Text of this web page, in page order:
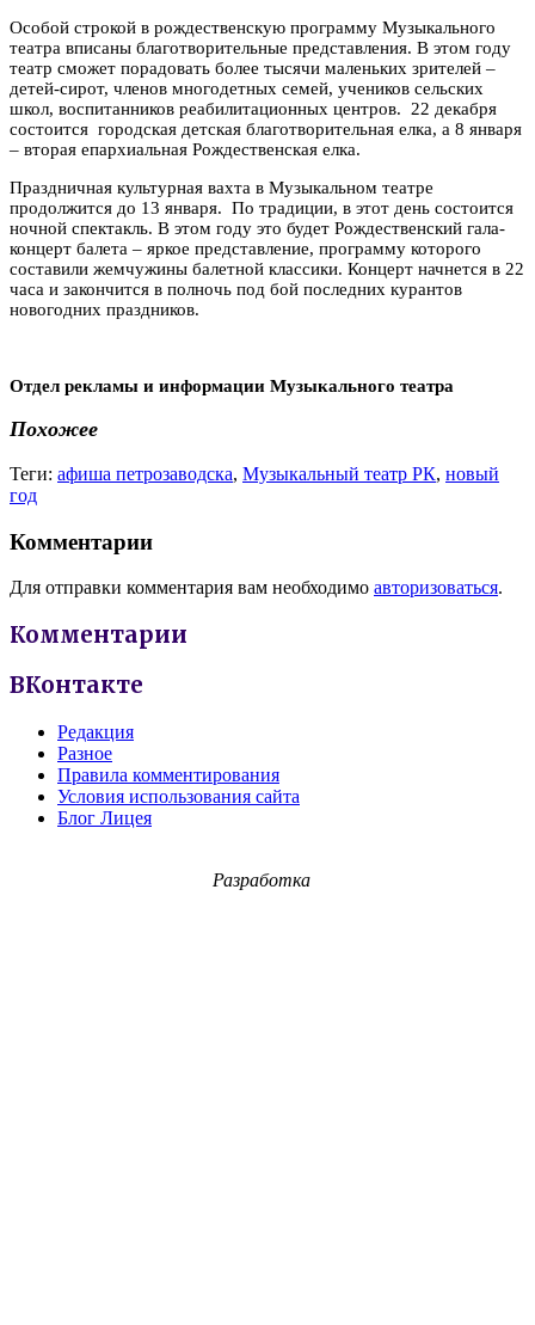
Особой строкой в рождественскую программу Музыкального
театра вписаны благотворительные представления. В этом году
театр сможет порадовать более тысячи маленьких зрителей –
детей-сирот, членов многодетных семей, учеников сельских
школ, воспитанников реабилитационных центров. 22 декабря
состоится городская детская благотворительная елка, а 8 января
– вторая епархиальная Рождественская елка.
Праздничная культурная вахта в Музыкальном театре
продолжится до 13 января. По традиции, в этот день состоится
ночной спектакль. В этом году это будет Рождественский гала-
концерт балета – яркое представление, программу которого
составили жемчужины балетной классики. Концерт начнется в 22
часа и закончится в полночь под бой последних курантов
новогодних праздников.
Отдел рекламы и информации Музыкального театра
Похожее
Теги: афиша петрозаводска, Музыкальный театр РК, новый
год
Комментарии
Для отправки комментария вам необходимо авторизоваться.
Комментарии
ВКонтакте
Редакция
Разное
Правила комментирования
Условия использования сайта
Блог Лицея
Разработка